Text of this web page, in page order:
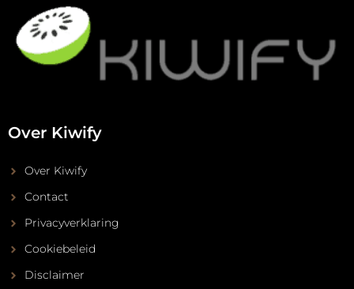
Over Kiwify
Over Kiwify
Contact
Privacyverklaring
Cookiebeleid
Disclaimer